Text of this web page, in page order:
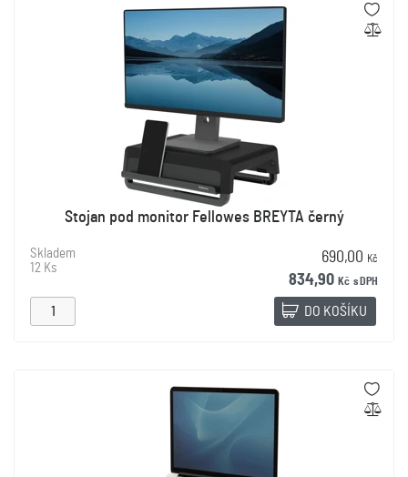
Stojan pod monitor Fellowes BREYTA černý
Skladem
12 Ks
690,00 Kč
834,90 Kč s DPH
DO KOŠÍKU